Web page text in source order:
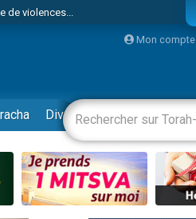
de violences...
insalubre
Mon compte
Divertissements Livres